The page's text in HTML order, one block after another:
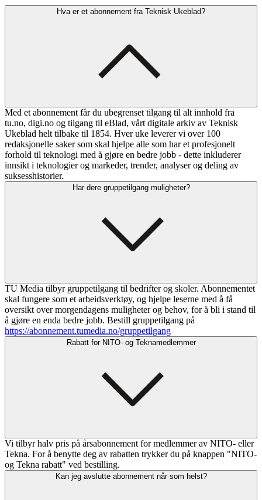
Hva er et abonnement fra Teknisk Ukeblad?
Med et abonnement får du ubegrenset tilgang til alt innhold fra
tu.no, digi.no og tilgang til eBlad, vårt digitale arkiv av Teknisk
Ukeblad helt tilbake til 1854. Hver uke leverer vi over 100
redaksjonelle saker som skal hjelpe alle som har et profesjonelt
forhold til teknologi med å gjøre en bedre jobb - dette inkluderer
innsikt i teknologier og markeder, trender, analyser og deling av
suksesshistorier.
Har dere gruppetilgang muligheter?
TU Media tilbyr gruppetilgang til bedrifter og skoler. Abonnementet
skal fungere som et arbeidsverktøy, og hjelpe leserne med å få
oversikt over morgendagens muligheter og behov, for å bli i stand til
å gjøre en enda bedre jobb. Bestill gruppetilgang på
https://abonnement.tumedia.no/gruppetilgang
Rabatt for NITO- og Teknamedlemmer
Vi tilbyr halv pris på årsabonnement for medlemmer av NITO- eller
Tekna. For å benytte deg av rabatten trykker du på knappen "NITO-
og Tekna rabatt" ved bestilling.
Kan jeg avslutte abonnement når som helst?